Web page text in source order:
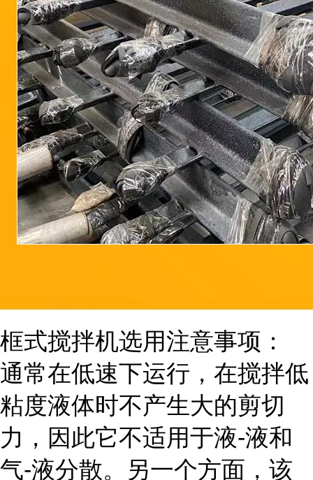
框式搅拌机选用注意事项：
通常在低速下运行，在搅拌低
粘度液体时不产生大的剪切
力，因此它不适用于液-液和
气-液分散。另一个方面，该